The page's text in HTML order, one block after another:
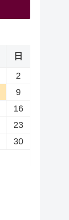
日
2
9
16
23
30